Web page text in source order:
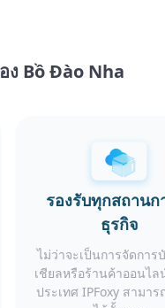
ง Bồ Đào Nha
รองรับทุกสถาน
ธุรกิจ
ไม่ว่าจะเป็นการจัดกา
เชียลหรือร้านค้าออนไล
ประเทศ IPFoxy สามาร